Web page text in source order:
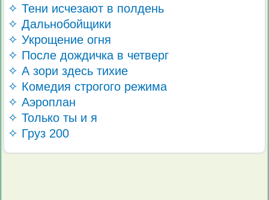
✧ Тени исчезают в полдень
✧ Дальнобойщики
✧ Укрощение огня
✧ После дождичка в четверг
✧ А зори здесь тихие
✧ Комедия строгого режима
✧ Аэроплан
✧ Только ты и я
✧ Груз 200